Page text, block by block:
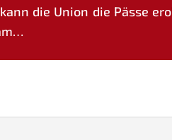
die Uni­on die Päs­se